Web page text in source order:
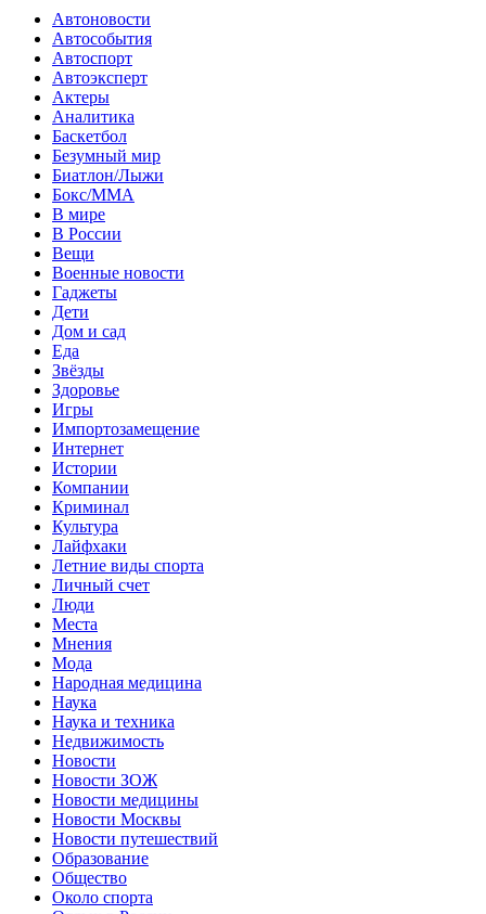
Автоновости
Автособытия
Автоспорт
Автоэксперт
Актеры
Аналитика
Баскетбол
Безумный мир
Биатлон/Лыжи
Бокс/MMA
В мире
В России
Вещи
Военные новости
Гаджеты
Дети
Дом и сад
Еда
Звёзды
Здоровье
Игры
Импортозамещение
Интернет
Истории
Компании
Криминал
Культура
Лайфхаки
Летние виды спорта
Личный счет
Люди
Места
Мнения
Мода
Народная медицина
Наука
Наука и техника
Недвижимость
Новости
Новости ЗОЖ
Новости медицины
Новости Москвы
Новости путешествий
Образование
Общество
Около спорта